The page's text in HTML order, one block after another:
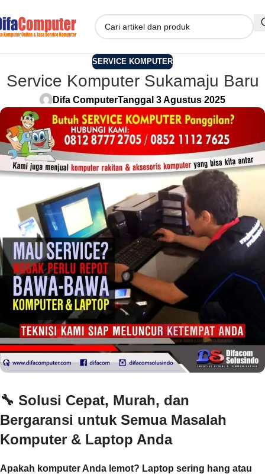
SERVICE KOMPUTER
Service Komputer Sukamaju Baru
Difa ComputerTanggal 3 Agustus 2025
🔧 Solusi Cepat, Murah, dan
Bergaransi untuk Semua Masalah
Komputer & Laptop Anda
Apakah komputer Anda lemot? Laptop sering hang atau